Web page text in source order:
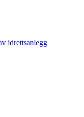
idrettsanlegg